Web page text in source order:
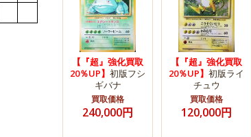
【『超』強化買取
20％UP】 初版フシ
ギバナ
買取価格
240,000円
【『超』強化買取
20％UP】 初版ライ
チュウ
買取価格
120,000円